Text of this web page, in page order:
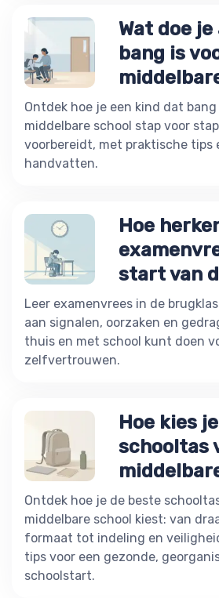
Wat doe
bang is
Ontdek hoe je een kind dat
middelbare school stap voor
voorbereidt, met praktische tips
handvatten.
Hoe
start van
Leer examenvrees in de
aan signalen, oorzaken en
thuis en met school kunt doen
zelfvertrouwen.
Hoe kies
schooltas
Ontdek hoe je de beste
middelbare school kiest: van
formaat tot indeling en
tips voor een gezonde,
schoolstart.